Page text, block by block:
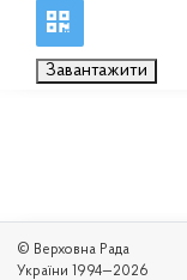
Завантажити
© Верховна Рада
України 1994—2026